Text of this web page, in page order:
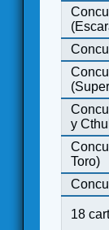
y
Toro)
18